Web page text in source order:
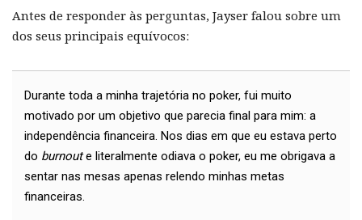
Antes de responder às perguntas, Jayser falou sobre um
dos seus principais equívocos:
Durante toda a minha trajetória no poker, fui muito
motivado por um objetivo que parecia final para mim: a
independência financeira. Nos dias em que eu estava perto
do burnoute literalmente odiava o poker, eu me obrigava a
sentar nas mesas apenas relendo minhas metas
financeiras.